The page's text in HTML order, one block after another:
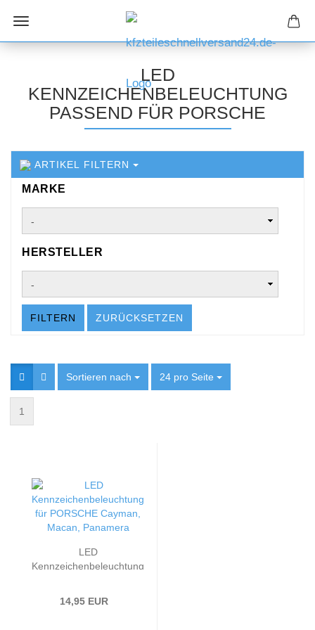
LED
KENNZEICHENBELEUCHTUNG
PASSEND FÜR PORSCHE
ARTIKEL FILTERN
MARKE
MARKE
HERSTELLER
HERSTELLER
FILTERN ZURÜCKSETZEN
Sortieren nach
Sortieren nach 24 pro Seite
pro Seite
1
LED
Kennzeichenbeleuchtung
14,95 EUR